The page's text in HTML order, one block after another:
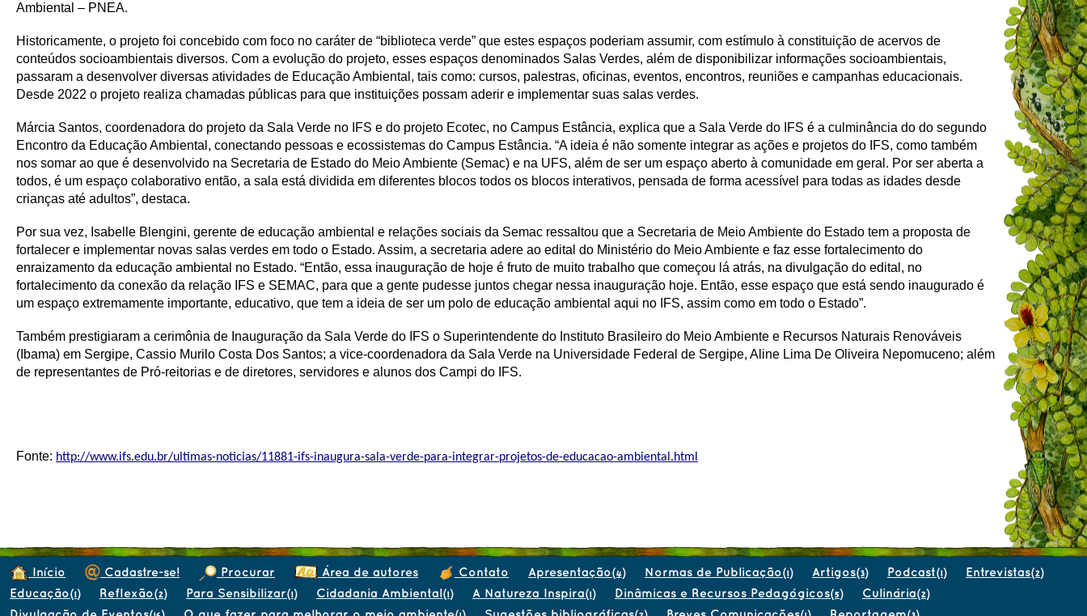
Ambiental – PNEA.
Historicamente, o projeto foi concebido com foco no caráter de “biblioteca verde” que estes espaços poderiam assumir, com estímulo à constituição de acervos de
conteúdos socioambientais diversos. Com a evolução do projeto, esses espaços denominados Salas Verdes, além de disponibilizar informações socioambientais,
passaram a desenvolver diversas atividades de Educação Ambiental, tais como: cursos, palestras, oficinas, eventos, encontros, reuniões e campanhas educacionais.
Desde 2022 o projeto realiza chamadas públicas para que instituições possam aderir e implementar suas salas verdes.
Márcia Santos, coordenadora do projeto da Sala Verde no IFS e do projeto Ecotec, no Campus Estância, explica que a Sala Verde do IFS é a culminância do do segundo
Encontro da Educação Ambiental, conectando pessoas e ecossistemas do Campus Estância. “A ideia é não somente integrar as ações e projetos do IFS, como também
nos somar ao que é desenvolvido na Secretaria de Estado do Meio Ambiente (Semac) e na UFS, além de ser um espaço aberto à comunidade em geral. Por ser aberta a
todos, é um espaço colaborativo então, a sala está dividida em diferentes blocos todos os blocos interativos, pensada de forma acessível para todas as idades desde
crianças até adultos”, destaca.
Por sua vez, Isabelle Blengini, gerente de educação ambiental e relações sociais da Semac ressaltou que a Secretaria de Meio Ambiente do Estado tem a proposta de
fortalecer e implementar novas salas verdes em todo o Estado. Assim, a secretaria adere ao edital do Ministério do Meio Ambiente e faz esse fortalecimento do
enraizamento da educação ambiental no Estado. “Então, essa inauguração de hoje é fruto de muito trabalho que começou lá atrás, na divulgação do edital, no
fortalecimento da conexão da relação IFS e SEMAC, para que a gente pudesse juntos chegar nessa inauguração hoje. Então, esse espaço que está sendo inaugurado é
um espaço extremamente importante, educativo, que tem a ideia de ser um polo de educação ambiental aqui no IFS, assim como em todo o Estado”.
Também prestigiaram a cerimônia de Inauguração da Sala Verde do IFS o Superintendente do Instituto Brasileiro do Meio Ambiente e Recursos Naturais Renováveis
(Ibama) em Sergipe, Cassio Murilo Costa Dos Santos; a vice-coordenadora da Sala Verde na Universidade Federal de Sergipe, Aline Lima De Oliveira Nepomuceno; além
de representantes de Pró-reitorias e de diretores, servidores e alunos dos Campi do IFS.
Fonte: http://www.ifs.edu.br/ultimas-noticias/11881-ifs-inaugura-sala-verde-para-integrar-projetos-de-educacao-ambiental.html
Início Cadastre-se! Procurar Área de autores Contato Apresentação(4) Normas de Publicação(1) Artigos(3) Podcast(1) Entrevistas(2)
Educação(1) Reflexão(2) Para Sensibilizar(1) Cidadania Ambiental(1) A Natureza Inspira(1) Dinâmicas e Recursos Pedagógicos(5) Culinária(2)